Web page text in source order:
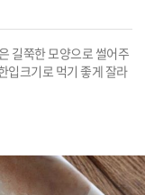
길쭉한 모양으로 썰어주
입크기로 먹기 좋게 잘라